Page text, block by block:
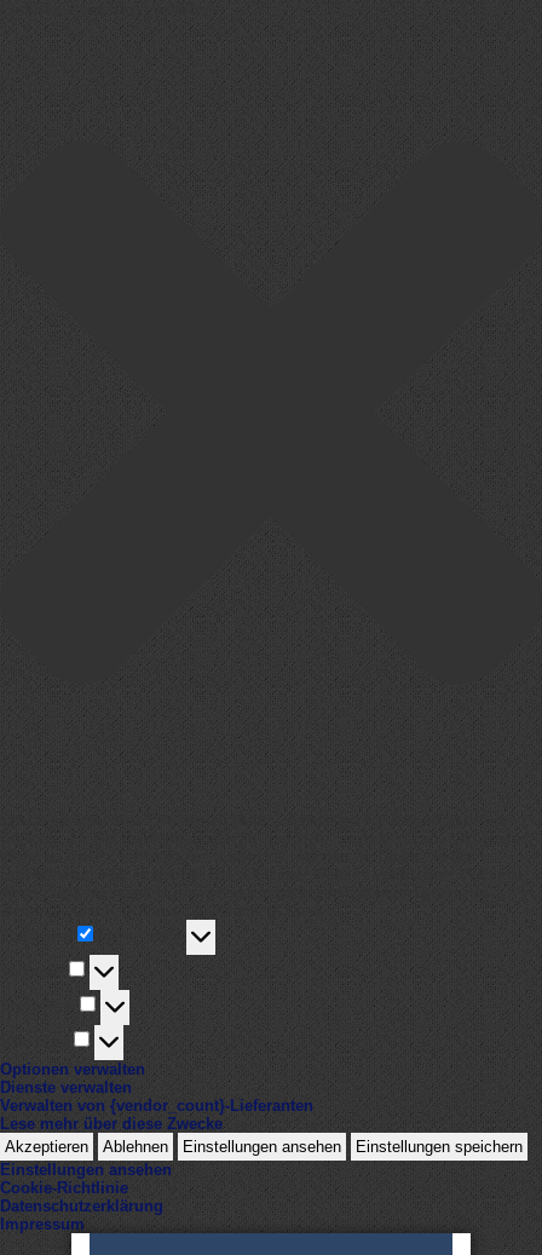
Cookie-Zustimmung verwalten
Um dir ein optimales Erlebnis zu bieten, verwenden wir Technologien wie
Cookies, um Geräteinformationen zu speichern und/oder darauf zuzugreifen.
Wenn du diesen Technologien zustimmst, können wir Daten wie das
Surfverhalten oder eindeutige IDs auf dieser Website verarbeiten. Wenn du
deine Zustimmung nicht erteilst oder zurückziehst, können bestimmte
Merkmale und Funktionen beeinträchtigt werden.
Funktional
Funktional
Immer aktiv
Vorlieben
Vorlieben
Statistiken Statistiken
Marketing
Marketing
Optionen verwalten
Dienste verwalten
Verwalten von {vendor_count}-Lieferanten
Lese mehr über diese Zwecke
Akzeptieren
Ablehnen Einstellungen ansehen
Einstellungen speichern
Einstellungen ansehen
Cookie-Richtlinie
Datenschutzerklärung
Impressum